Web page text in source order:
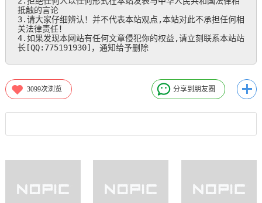
抵触的言论
3.请大家仔细辨认！并不代表本站观点,本站对此不承担任何相
关法律责任！
4.如果发现本网站有任何文章侵犯你的权益,请立刻联系本站站
长[QQ:775191930]，通知给予删除
3099次浏览 分享到朋友圈